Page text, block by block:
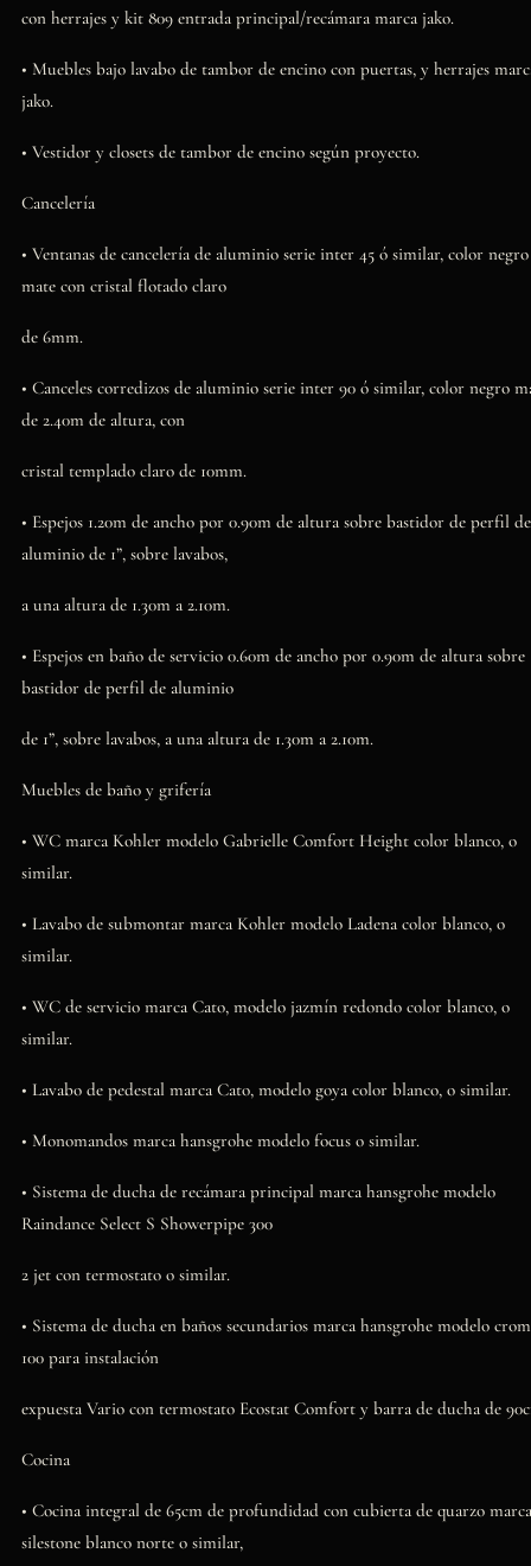
con herrajes y kit 809 entrada principal/recámara marca jako.
• Muebles bajo lavabo de tambor de encino con puertas, y herrajes
jako.
• Vestidor y closets de tambor de encino según proyecto.
Cancelería
• Ventanas de cancelería de aluminio serie inter 45 ó similar, color negro
mate con cristal flotado claro
de 6mm.
• Canceles corredizos de aluminio serie inter 90 ó similar, color negro
de 2.40m de altura, con
cristal templado claro de 10mm.
• Espejos 1.20m de ancho por 0.90m de altura sobre bastidor de perfil de
aluminio de 1”, sobre lavabos,
a una altura de 1.30m a 2.10m.
• Espejos en baño de servicio 0.60m de ancho por 0.90m de altura sobre
bastidor de perfil de aluminio
de 1”, sobre lavabos, a una altura de 1.30m a 2.10m.
Muebles de baño y grifería
• WC marca Kohler modelo Gabrielle Comfort Height color blanco, o
similar.
• Lavabo de submontar marca Kohler modelo Ladena color blanco, o
similar.
• WC de servicio marca Cato, modelo jazmín redondo color blanco, o
similar.
• Lavabo de pedestal marca Cato, modelo goya color blanco, o similar.
• Monomandos marca hansgrohe modelo focus o similar.
• Sistema de ducha de recámara principal marca hansgrohe modelo
Raindance Select S Showerpipe 300
2 jet con termostato o similar.
• Sistema de ducha en baños secundarios marca hansgrohe modelo
100 para instalación
expuesta Vario con termostato Ecostat Comfort y barra de ducha de
Cocina
• Cocina integral de 65cm de profundidad con cubierta de quarzo marca
silestone blanco norte o similar,